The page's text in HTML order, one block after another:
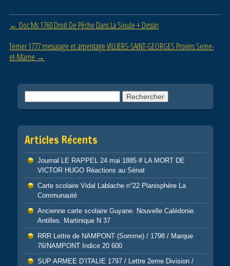
b
o
o
k
er
Post navigation
← Doc Ms 1760 Droit De Pêche Dans La Sioule + Dessin
Terrier 1777 mesurage et arpentage VILLIERS-SAINT-GEORGES Provins Seine-
et-Marne →
Articles Récents
Journal LE RAPPEL 24 mai 1885 # LA MORT DE
VICTOR HUGO Réactions au Sénat
Carte scolaire Vidal Lablache n°22 Planisphère La
Communauté
Ancienne carte scolaire Guyane. Nouvelle Calédonie.
Antilles. Martinique N 37
RRR Lettre de NAMPONT (Somme) / 1798 / Marque
76/NAMPONT Indice 20 600
SUP ARMEE D’ITALIE 1797 / Lettre 2eme Division /